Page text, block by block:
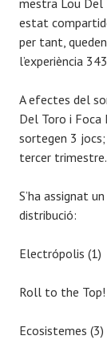
mestra Lou Del
estat
per tant,
l’experiència
A efectes del
Del Toro i Foca
sortegen 3
tercer trimestre.
S’ha assignat
distribució:
Electrópolis (1)
Roll to the Top!
Ecosistemes (3)